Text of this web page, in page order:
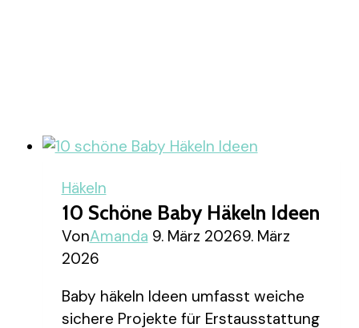
Häkeln
10 Schöne Baby Häkeln Ideen
VonAmanda 9. März 20269. März
2026
Baby häkeln Ideen umfasst weiche
sichere Projekte für Erstausstattung